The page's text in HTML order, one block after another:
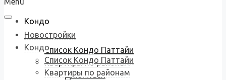
Кондо
Список Кондо Паттайи
Квартиры по районам
Джомтьен
Новостройки
Кондо
Список Кондо Паттайи
Квартиры по районам